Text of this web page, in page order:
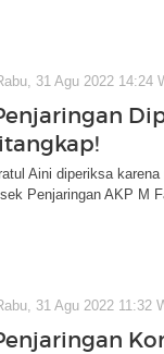
31 Agu 2022 14:24
Aini diperiksa
Penjaringan AKP M
31 Agu 2022 11:32